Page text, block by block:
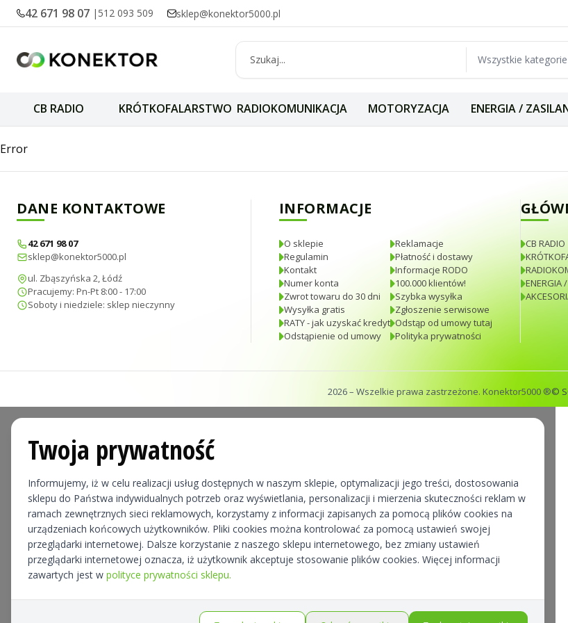
42 671 98 07 | 512 093 509 sklep@konektor5000.pl
CB RADIO KRÓTKOFALARSTWO RADIOKOMUNIKACJA MOTORYZACJA ENERGIA /
Zmontowana antena aktywna
Error
DANE KONTAKTOWE
42 671 98 07
sklep@konektor5000.pl
ul. Zbąszyńska 2, Łódź
Pracujemy: Pn-Pt 8:00 - 17:00
Soboty i niedziele: sklep nieczynny
INFORMACJE
O sklepie
Regulamin
Kontakt
Numer konta
Zwrot towaru do 30 dni
Wysyłka gratis
RATY - jak uzyskać kredyt
Odstąpienie od umowy
Reklamacje
Płatność i dostawy
Informacje RODO
100.000 klientów!
Szybka wysyłka
Zgłoszenie serwisowe
Odstąp od umowy tutaj
Polityka prywatności
CB RADIO
ENERGIA
2026– Wszelkie prawa zastrzeżone. Konektor5000 ®©
Twoja prywatność
Informujemy, iż w celu realizacji usług dostępnych w naszym sklepie, optymalizacji jego treści, dostosowania
sklepu do Państwa indywidualnych potrzeb oraz wyświetlania, personalizacji i mierzenia skuteczności reklam w
ramach zewnętrznych sieci reklamowych, korzystamy z informacji zapisanych za pomocą plików cookies na
urządzeniach końcowych użytkowników. Pliki cookies można kontrolować za pomocą ustawień swojej
przeglądarki internetowej. Dalsze korzystanie z naszego sklepu internetowego, bez zmiany ustawień
przeglądarki internetowej oznacza, iż użytkownik akceptuje stosowanie plików cookies. Więcej informacji
zawartych jest w polityce prywatności sklepu.